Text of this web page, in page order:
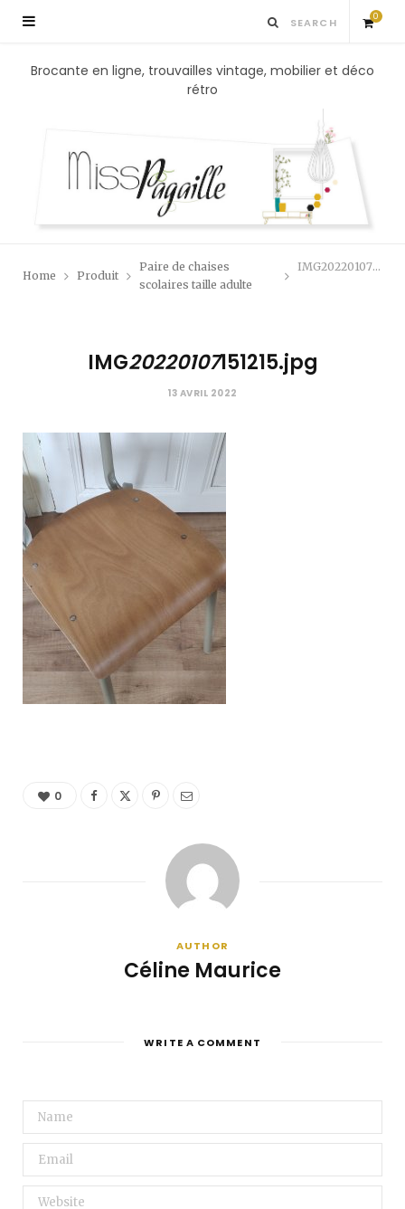
0
S
p
Brocante en ligne, trouvailles vintage, mobilier et déco
rétro
Home Produit
Paire de chaises
scolaires taille adulte
IMG20220107151215.jpg
IMG20220107151215.jpg
13 AVRIL 2022
0
AUTHOR
Céline Maurice
WRITE A COMMENT